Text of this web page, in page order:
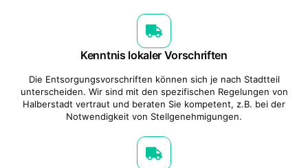
Kenntnis lokaler Vorschriften
Die Entsorgungsvorschriften können sich je nach Stadtteil
unterscheiden. Wir sind mit den spezifischen Regelungen von
Halberstadt vertraut und beraten Sie kompetent, z.B. bei der
Notwendigkeit von Stellgenehmigungen.